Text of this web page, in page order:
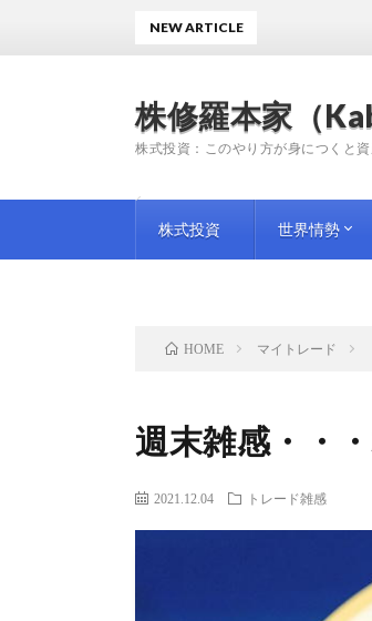
株修羅本家（
株式投資：このやり方が身につくと
株式投資 世界情勢
NEW ARTICLE 相
HOME マイトレード
週末雑感・・
2021.12.04 トレード雑感